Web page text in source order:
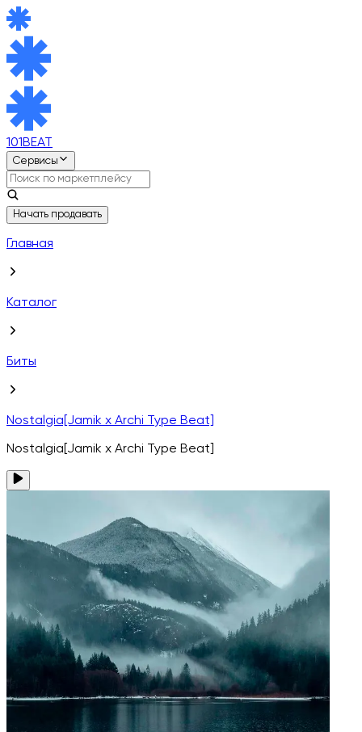
101BEAT
Сервисы
Начать продавать
Главная
Каталог
Биты
Nostalgia[Jamik x Archi Type Beat]
Nostalgia[Jamik x Archi Type Beat]